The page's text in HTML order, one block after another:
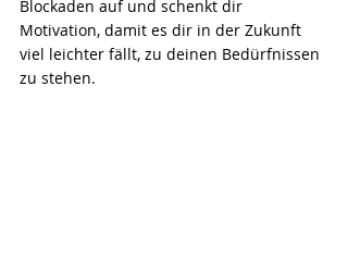
Blockaden auf und schenkt dir
Motivation, damit es dir in der Zukunft
viel leichter fällt, zu deinen Bedürfnissen
zu stehen.